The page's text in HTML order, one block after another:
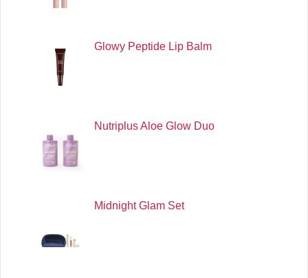
Glowy Peptide Lip Balm
Nutriplus Aloe Glow Duo
Midnight Glam Set